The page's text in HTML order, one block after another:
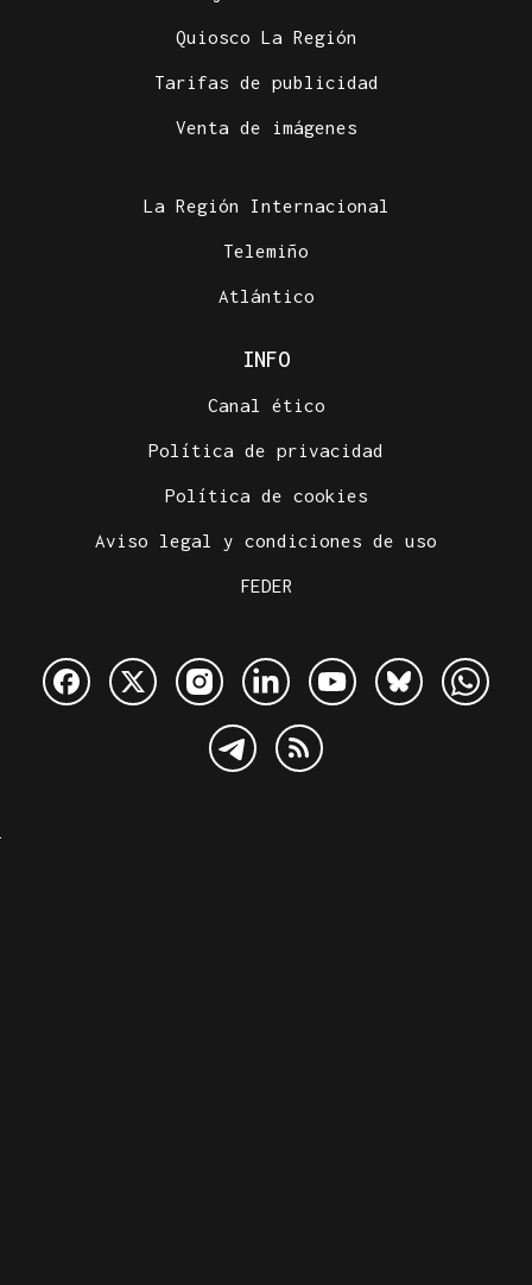
Quiosco La Región
Tarifas de publicidad
Venta de imágenes
La Región Internacional
Telemiño
Atlántico
INFO
Canal ético
Política de privacidad
Política de cookies
Aviso legal y condiciones de uso
FEDER